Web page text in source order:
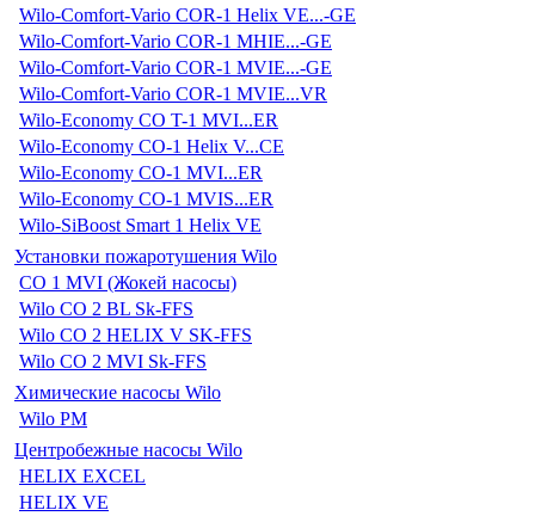
Wilo-Comfort-Vario COR-1 Helix VE...-GE
Wilo-Comfort-Vario COR-1 MHIE...-GE
Wilo-Comfort-Vario COR-1 MVIE...-GE
Wilo-Comfort-Vario COR-1 MVIE...VR
Wilo-Economy CO T-1 MVI...ER
Wilo-Economy CO-1 Helix V...CE
Wilo-Economy CO-1 MVI...ER
Wilo-Economy CO-1 MVIS...ER
Wilo-SiBoost Smart 1 Helix VE
Установки пожаротушения Wilo
CO 1 MVI (Жокей насосы)
Wilo CO 2 BL Sk-FFS
Wilo CO 2 HELIX V SK-FFS
Wilo CO 2 MVI Sk-FFS
Химические насосы Wilo
Wilo PM
Центробежные насосы Wilo
HELIX EXCEL
HELIX VE